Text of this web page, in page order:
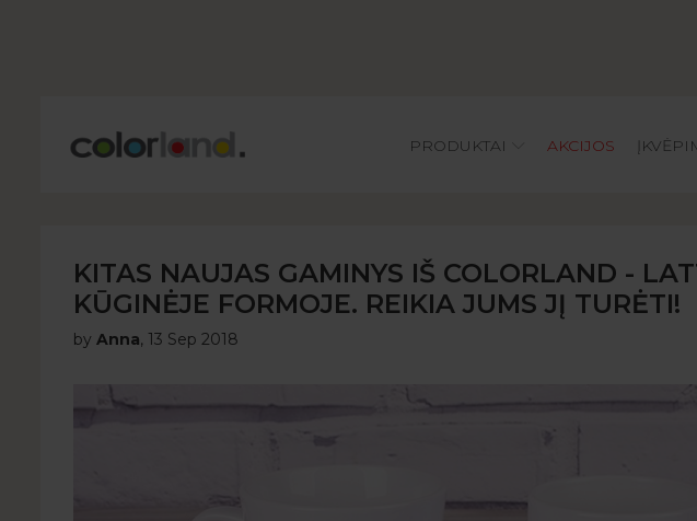
Main
PRODUKTAI AKCIJOS
KITAS NAUJAS GAMINYS IŠ COLORLAND -
KŪGINĖJE FORMOJE. REIKIA JUMS JĮ TURĖTI!
by Anna, 13 Sep 2018